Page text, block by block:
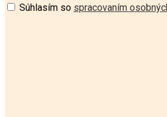
Súhlasím so spracovaním